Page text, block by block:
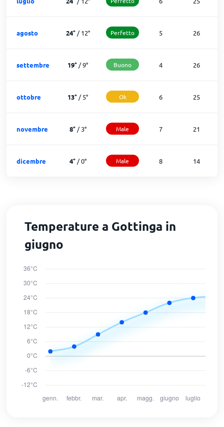
agosto 24°/12° Perfetto 5 26
settembre 19° /9° Buono 4 26
ottobre 13° /5° Ok 6 25
novembre 8°/3° Male 7 21
dicembre 4°/0° Male 8 14
Temperature a Gottinga in
giugno